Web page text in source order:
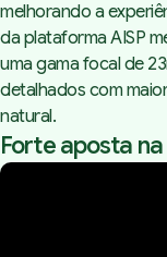
melhorando a
da plataforma AISP
uma gama focal de
detalhados com
natural.
Forte aposta